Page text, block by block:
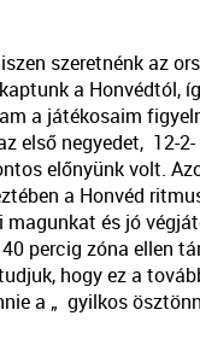
szeretnénk az
a Honvédtól,
a játékosaim
negyedet, 12-
előnyünk volt.
a Honvéd
és jó
percig zóna ellen
hogy ez a
a „ gyilkos